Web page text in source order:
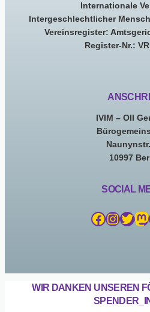
Internationale
Intergeschlechtlicher
Vereinsregister:
Register-Nr.:
IVIM – OII
10997
SOCIAL
Facebook InstagramTwitter Mastodon
WIR DANKEN UNSEREN